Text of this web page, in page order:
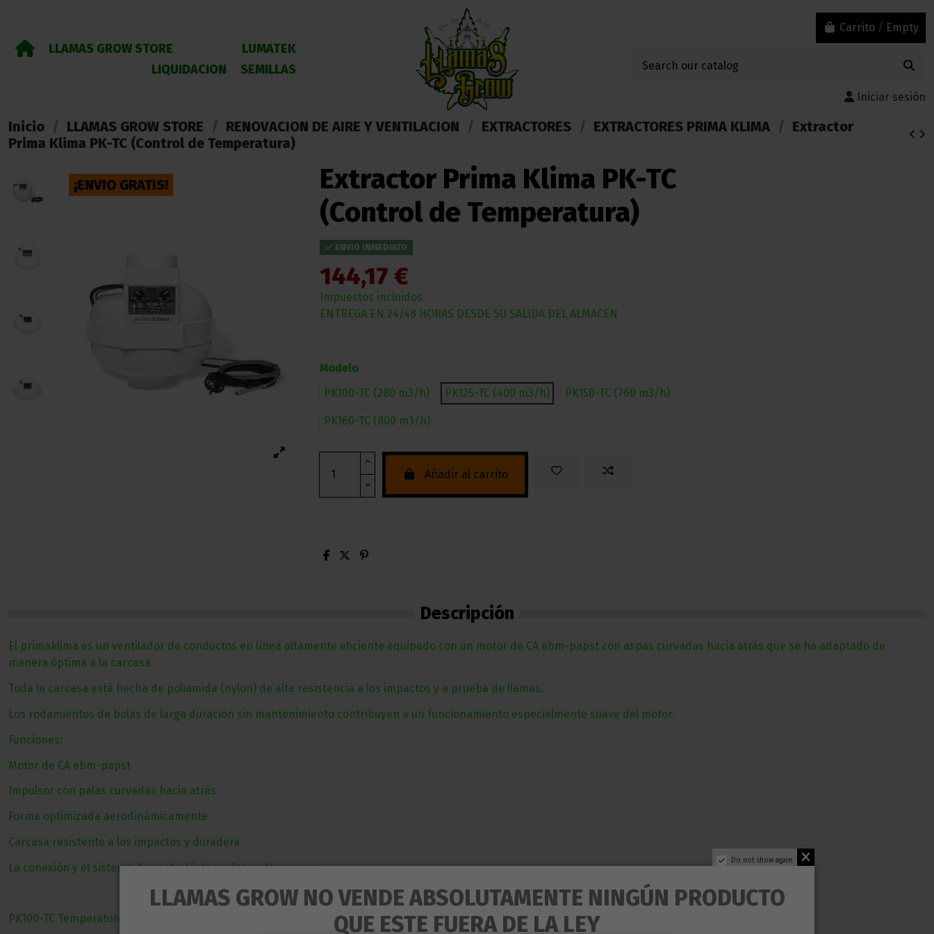
LLAMAS GROW STORE
LUMATEK
SEMILLAS
LIQUIDACION
Carrito / Empty
Iniciar sesión
Inicio LLAMAS GROW STORE RENOVACION DE AIRE Y VENTILACION EXTRACTORES EXTRACTORES PRIMA KLIMA
Extractor
Prima Klima PK-TC (Control de Temperatura)
¡ENVIO GRATIS!
Extractor Prima Klima PK-TC
(Control de Temperatura)
ENVIO INMEDIATO
144,17 €
Impuestos incluidos
ENTREGA EN 24/48 HORAS DESDE SU SALIDA DEL ALMACEN
Modelo
PK100-TC (280 m3/h)
PK125-TC (400 m3/h) PK150-TC (760 m3/h)
PK160-TC (800 m3/h)
Añadir al carrito
Descripción
El primaklima es un ventilador de conductos en línea altamente eficiente equipado con un motor de CA ebm-papst con aspas curvadas hacia atrás que se ha adaptado de
manera óptima a la carcasa.
Toda la carcasa está hecha de poliamida (nylon) de alta resistencia a los impactos y a prueba de llamas.
Los rodamientos de bolas de larga duración sin mantenimiento contribuyen a un funcionamiento especialmente suave del motor.
Funciones:
Motor de CA ebm-papst
Impulsor con palas curvadas hacia atrás
Forma optimizada aerodinámicamente
Carcasa resistente a los impactos y duradera
La conexión y el sistema de control integrados en la carcasa
PK100-TC Temperatura controlada
Do not show again.
LLAMAS GROW NO VENDE ABSOLUTAMENTE NINGÚN PRODUCTO
QUE ESTE FUERA DE LA LEY